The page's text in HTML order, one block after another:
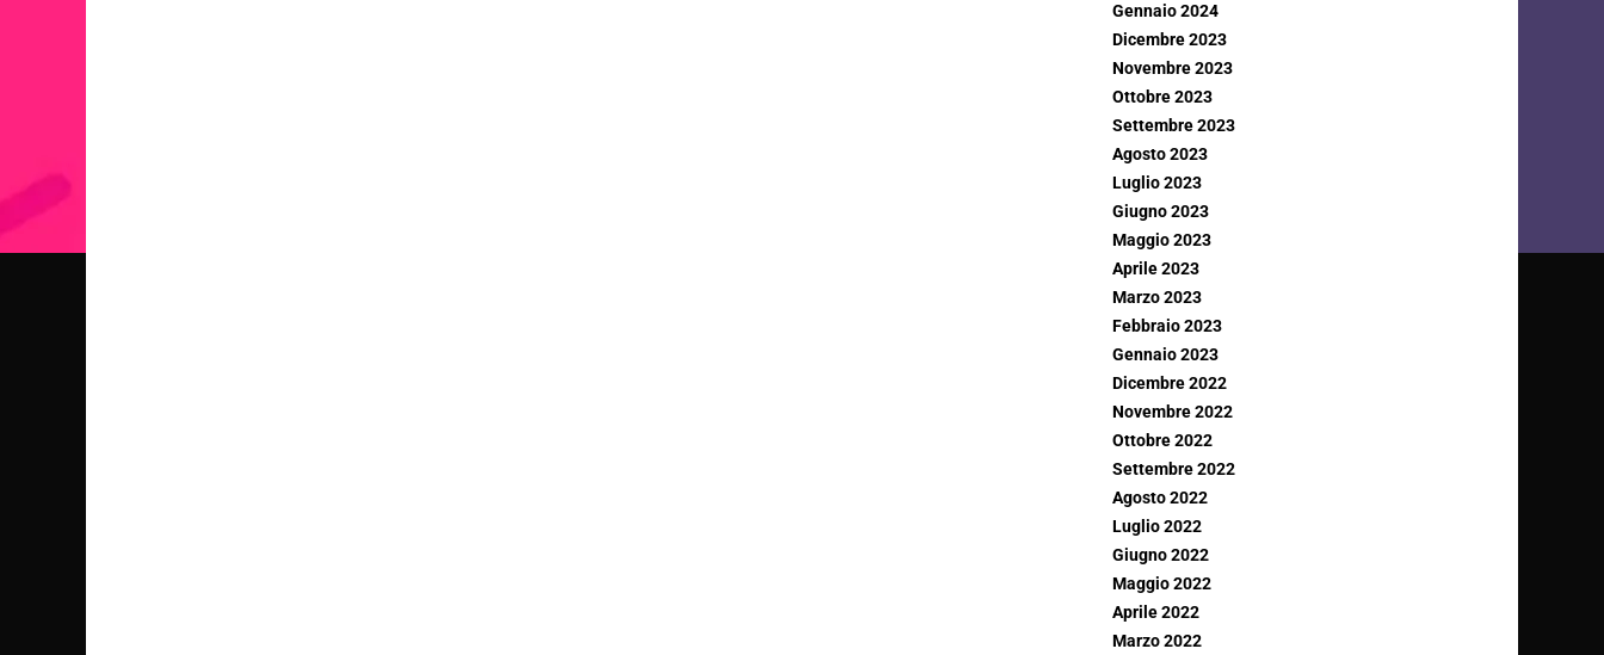
Gennaio 2024
Dicembre 2023
Novembre 2023
Ottobre 2023
Settembre 2023
Agosto 2023
Luglio 2023
Giugno 2023
Maggio 2023
Aprile 2023
Marzo 2023
Febbraio 2023
Gennaio 2023
Dicembre 2022
Novembre 2022
Ottobre 2022
Settembre 2022
Agosto 2022
Luglio 2022
Giugno 2022
Maggio 2022
Aprile 2022
Marzo 2022